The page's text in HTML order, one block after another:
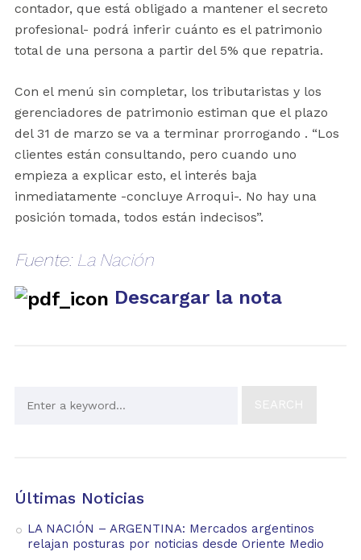
contador, que está obligado a mantener el secreto
profesional- podrá inferir cuánto es el patrimonio
total de una persona a partir del 5% que repatria.
Con el menú sin completar, los tributaristas y los
gerenciadores de patrimonio estiman que el plazo
del 31 de marzo se va a terminar prorrogando . “Los
clientes están consultando, pero cuando uno
empieza a explicar esto, el interés baja
inmediatamente -concluye Arroqui-. No hay una
posición tomada, todos están indecisos”.
Fuente: La Nación
Descargar la nota
Últimas Noticias
LA NACIÓN – ARGENTINA: Mercados argentinos
relajan posturas por noticias desde Oriente Medio